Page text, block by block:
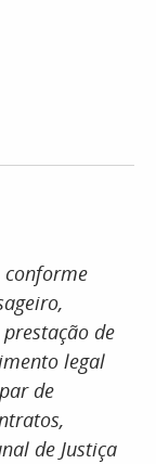
conforme
de
legal
de
de Justiça